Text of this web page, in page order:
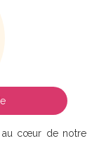
au cœur de notre